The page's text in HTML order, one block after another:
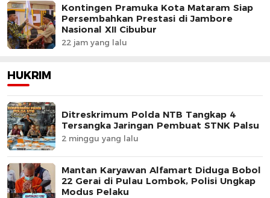
Kontingen Pramuka Kota Mataram Siap
Persembahkan Prestasi di Jambore
Nasional XII Cibubur
22 jam yang lalu
HUKRIM
Ditreskrimum Polda NTB Tangkap 4
Tersangka Jaringan Pembuat STNK Palsu
2 minggu yang lalu
Mantan Karyawan Alfamart Diduga Bobol
22 Gerai di Pulau Lombok, Polisi Ungkap
Modus Pelaku